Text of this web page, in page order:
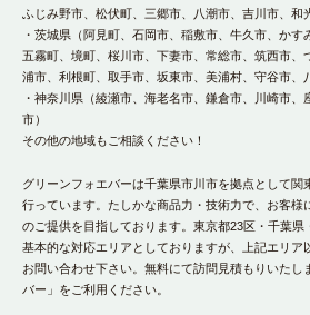
ふじみ野市、松伏町、三郷市、八潮市、吉川市、和
・茨城県（阿見町、石岡市、稲敷市、牛久市、かす
五霧町、境町、桜川市、下妻市、常総市、筑西市、
浦市、利根町、取手市、坂東市、美浦村、守谷市、
・神奈川県（綾瀬市、海老名市、鎌倉市、川崎市
市）
その他の地域もご相談ください！
グリーンフォエバーは千葉県市川市を拠点として関
行っています。たしかな商品力・技術力で、お客様
のご提供を目指しております。東京都23区・千葉県
基本的な対応エリアとしておりますが、上記エリア
お問い合わせ下さい。無料にて訪問見積もりいた
バー」をご利用ください。